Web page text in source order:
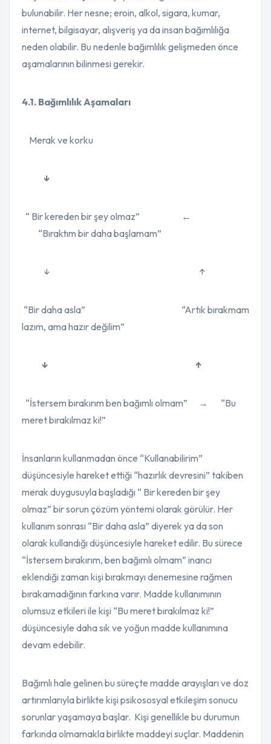
bulunabilir. Her nesne; eroin, alkol, sigara, kumar,
internet, bilgisayar, alışveriş ya da insan bağımlılığa
neden olabilir. Bu nedenle bağımlılık gelişmeden önce
aşamalarının bilinmesi gerekir.
4.1. Bağımlılık Aşamaları
Merak ve korku
↓
“ Bir kereden bir şey olmaz”
←
“Bıraktım bir daha başlamam”
↓ ↑
“Bir daha asla” “Artık bırakmam
lazım, ama hazır değilim”
↓ ↑
“İstersem bırakırım ben bağımlı olmam” →
“Bu
meret bırakılmaz ki!”
İnsanların kullanmadan önce “Kullanabilirim”
düşüncesiyle hareket ettiği “hazırlık devresini” takiben
merak duygusuyla başladığı “ Bir kereden bir şey
olmaz” bir sorun çözüm yöntemi olarak görülür. Her
kullanım sonrası “Bir daha asla” diyerek ya da son
olarak kullandığı düşüncesiyle hareket edilir. Bu sürece
“İstersem bırakırım, ben bağımlı olmam” inancı
eklendiği zaman kişi bırakmayı denemesine rağmen
bırakamadığının farkına varır. Madde kullanımının
olumsuz etkileri ile kişi “Bu meret bırakılmaz ki!”
düşüncesiyle daha sık ve yoğun madde kullanımına
devam edebilir.
Bağımlı hale gelinen bu süreçte madde arayışları ve doz
artırımlarıyla birlikte kişi psikososyal etkileşim sonucu
sorunlar yaşamaya başlar. Kişi genellikle bu durumun
farkında olmamakla birlikte maddeyi suçlar. Maddenin